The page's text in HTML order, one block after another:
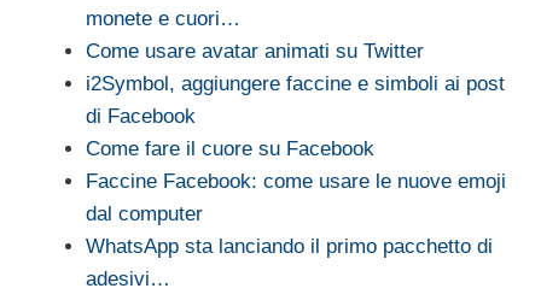
monete e cuori…
Come usare avatar animati su Twitter
i2Symbol, aggiungere faccine e simboli ai post
di Facebook
Come fare il cuore su Facebook
Faccine Facebook: come usare le nuove emoji
dal computer
WhatsApp sta lanciando il primo pacchetto di
adesivi…